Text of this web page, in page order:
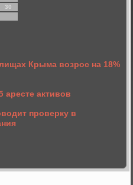
30
Крыма возрос на 18%
активов
проверку в